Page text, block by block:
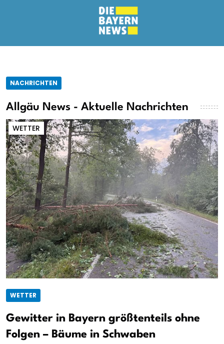
NACHRICHTEN
Allgäu News - Aktuelle Nachrichten
WETTER
WETTER
Gewitter in Bayern größtenteils ohne
Folgen – Bäume in Schwaben